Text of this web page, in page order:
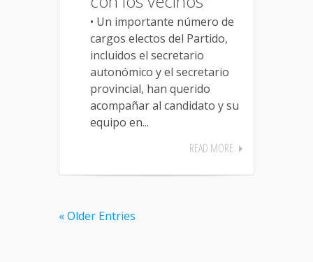
• Un importante número de
cargos electos del Partido,
incluidos el secretario
autonómico y el secretario
provincial, han querido
acompañar al candidato y su
equipo en...
READ MORE
« Older Entries